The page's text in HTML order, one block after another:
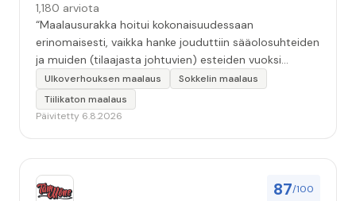
1,180 arviota
“Maalausurakka hoitui kokonaisuudessaan
erinomaisesti, vaikka hanke jouduttiin sääolosuhteiden
ja muiden (tilaajasta johtuvien) esteiden vuoksi
keskeyttämään n. 3 viikoksi. Maalaistulos on oikein
hyvä, yhteydenpito erinomaista, jälkityöt tehtiin
huolellisesti. Suosittelen. Erityiskiitos itse maalareille:
Ulkoverhouksen maalaus
Sokkelin maalaus
Tiilikaton maalaus
Päivitetty 6.8.2026
87/100